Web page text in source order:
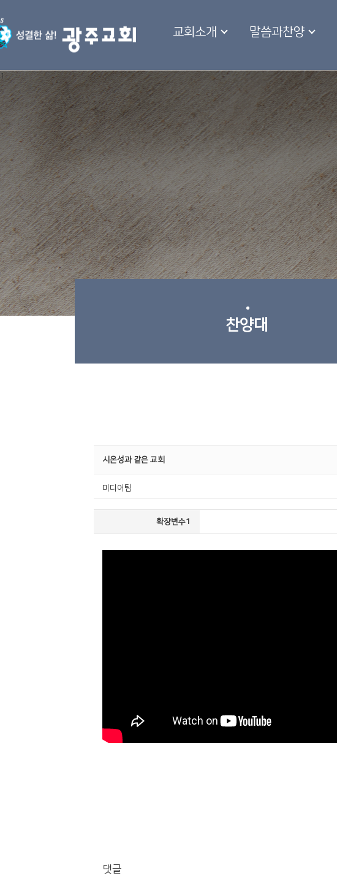
교회소개 말씀과찬양
1
찬양대
시온성과 같은 교회
미디어팀
확장변수1
댓글